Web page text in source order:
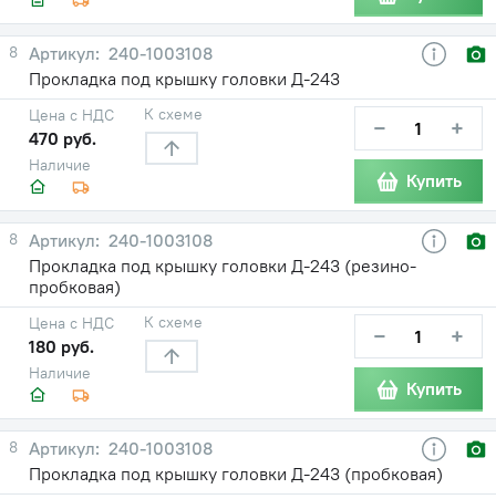
8
240-1003108
Прокладка под крышку головки Д-243
Наличие
Цена с НДС
470 руб.
К схеме − +
Купить
8
240-1003108
Прокладка под крышку головки Д-243 (резино-
пробковая)
Наличие
Цена с НДС
180 руб.
К схеме − +
Купить
8
240-1003108
Прокладка под крышку головки Д-243 (пробковая)